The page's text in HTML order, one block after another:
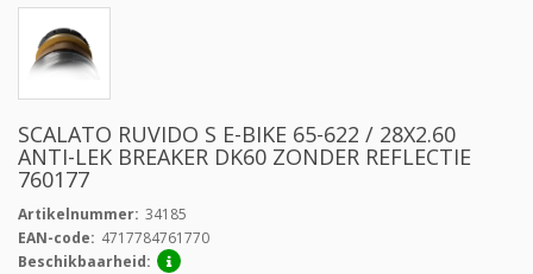
SCALATO RUVIDO S E-BIKE 65-622 / 28X2.60
ANTI-LEK BREAKER DK60 ZONDER REFLECTIE
760177
Artikelnummer: 34185
EAN-code: 4717784761770
Beschikbaarheid: